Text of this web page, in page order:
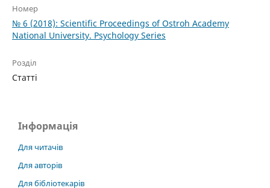
Номер
№ 6 (2018): Scientific Proceedings of Ostroh Academy
National University. Psychology Series
Розділ
Статті
Інформація
Для читачів
Для авторів
Для бібліотекарів